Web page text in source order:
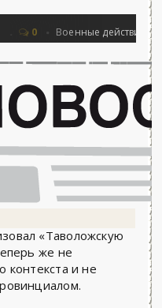
Военные действия Об
«Таволожскую
же не
контекста и не